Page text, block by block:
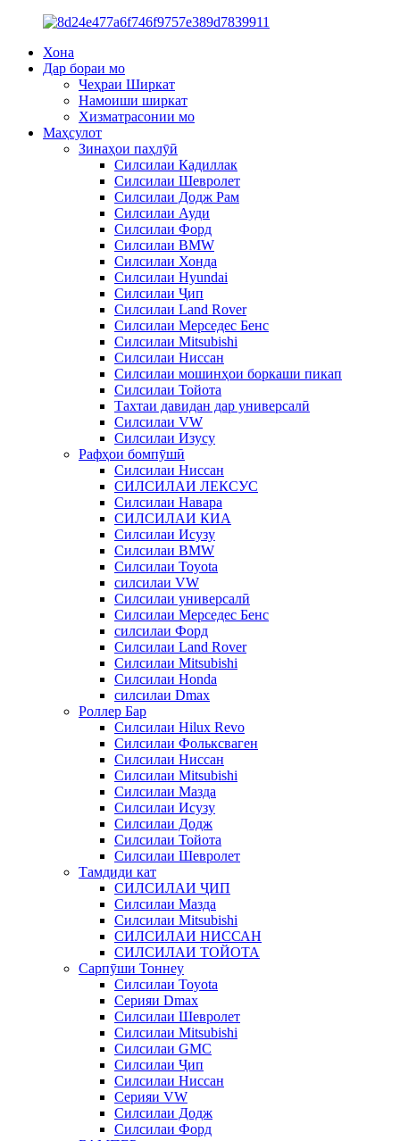
Хона
Дар бораи мо
Чеҳраи Ширкат
Намоиши ширкат
Хизматрасонии мо
Маҳсулот
Зинаҳои паҳлӯӣ
Силсилаи Кадиллак
Силсилаи Шевролет
Силсилаи Додж Рам
Силсилаи Ауди
Силсилаи Форд
Силсилаи BMW
Силсилаи Хонда
Силсилаи Hyundai
Силсилаи Ҷип
Силсилаи Land Rover
Силсилаи Мерседес Бенс
Силсилаи Mitsubishi
Силсилаи Ниссан
Силсилаи мошинҳои боркаши пикап
Силсилаи Тойота
Тахтаи давидан дар универсалӣ
Силсилаи VW
Силсилаи Изусу
Рафҳои бомпӯшӣ
Силсилаи Ниссан
СИЛСИЛАИ ЛЕКСУС
Силсилаи Навара
СИЛСИЛАИ КИА
Силсилаи Исузу
Силсилаи BMW
Силсилаи Toyota
силсилаи VW
Силсилаи универсалӣ
Силсилаи Мерседес Бенс
силсилаи Форд
Силсилаи Land Rover
Силсилаи Mitsubishi
Силсилаи Honda
силсилаи Dmax
Роллер Бар
Силсилаи Hilux Revo
Силсилаи Фольксваген
Силсилаи Ниссан
Силсилаи Mitsubishi
Силсилаи Мазда
Силсилаи Исузу
Силсилаи Додж
Силсилаи Тойота
Силсилаи Шевролет
Тамдиди кат
СИЛСИЛАИ ҶИП
Силсилаи Мазда
Силсилаи Mitsubishi
СИЛСИЛАИ НИССАН
СИЛСИЛАИ ТОЙОТА
Сарпӯши Тоннеу
Силсилаи Toyota
Серияи Dmax
Силсилаи Шевролет
Силсилаи Mitsubishi
Силсилаи GMC
Силсилаи Ҷип
Силсилаи Ниссан
Серияи VW
Силсилаи Додж
Силсилаи Форд